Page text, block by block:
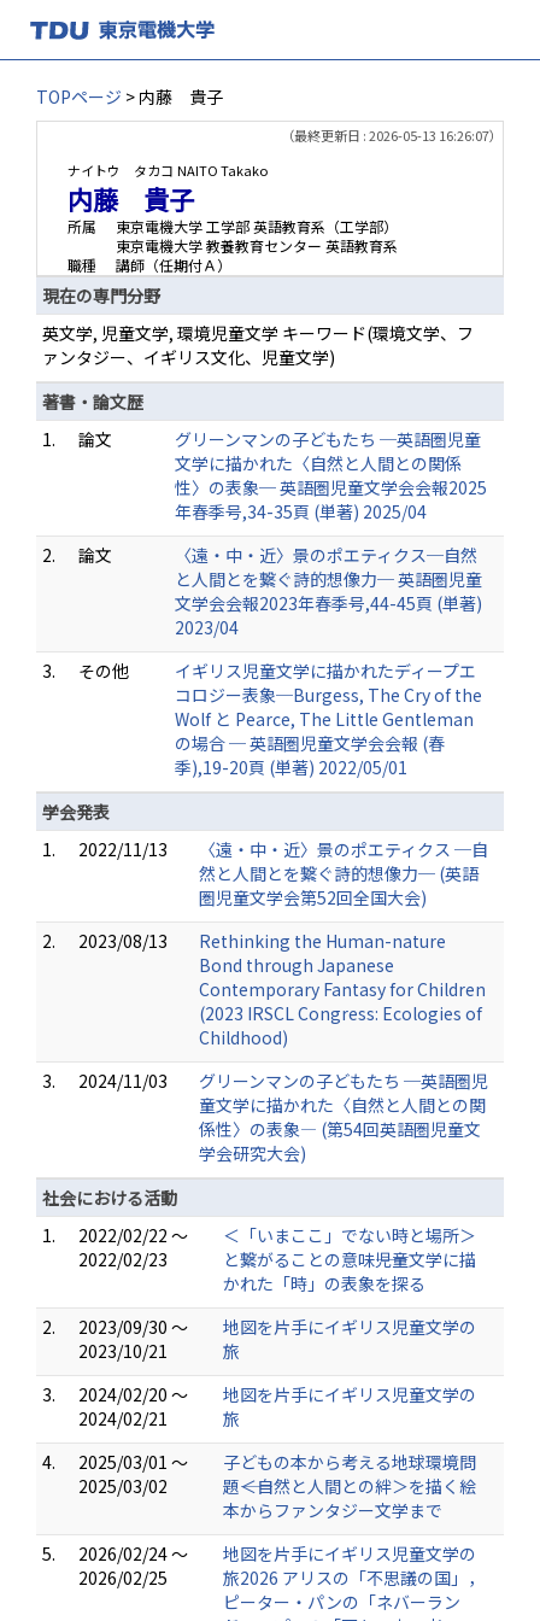
TOPページ > 内藤 貴子
（最終更新日 : 2026-05-13 16:26:07）
ナイトウ タカコ NAITO Takako
内藤 貴子
所属
東京電機大学 工学部 英語教育系（工学部）
東京電機大学 教養教育センター 英語教育系
職種
講師（任期付Ａ）
現在の専門分野
英文学, 児童文学, 環境児童文学 キーワード(環境文学、フ
ァンタジー、イギリス文化、児童文学)
著書・論文歴
1.
論文
グリーンマンの子どもたち ─英語圏児童
文学に描かれた〈自然と人間との関係
性〉の表象─ 英語圏児童文学会会報2025
年春季号,34-35頁 (単著) 2025/04
2.
論文
〈遠・中・近〉景のポエティクス─自然
と人間とを繋ぐ詩的想像力─ 英語圏児童
文学会会報2023年春季号,44-45頁 (単著)
2023/04
3.
その他
イギリス児童文学に描かれたディープエ
コロジー表象─Burgess, The Cry of the
Wolf と Pearce, The Little Gentleman
の場合 ─ 英語圏児童文学会会報 (春
季),19-20頁 (単著) 2022/05/01
学会発表
1.
2022/11/13
〈遠・中・近〉景のポエティクス ─自
然と人間とを繋ぐ詩的想像力─ (英語
圏児童文学会第52回全国大会)
2.
2023/08/13
Rethinking the Human-nature
Bond through Japanese
Contemporary Fantasy for Children
(2023 IRSCL Congress: Ecologies of
Childhood)
3.
2024/11/03
グリーンマンの子どもたち ─英語圏児
童文学に描かれた〈自然と人間との関
係性〉の表象― (第54回英語圏児童文
学会研究大会)
社会における活動
1.
2022/02/22 ～
2022/02/23
＜「いまここ」でない時と場所＞
と繋がることの意味――児童文学に描
かれた「時」の表象を探る
2.
2023/09/30 ～
2023/10/21
地図を片手にイギリス児童文学の
旅
3.
2024/02/20 ～
2024/02/21
地図を片手にイギリス児童文学の
旅
4.
2025/03/01 ～
2025/03/02
子どもの本から考える地球環境問
題――＜自然と人間との絆＞を描く絵
本からファンタジー文学まで
5.
2026/02/24 ～
2026/02/25
地図を片手にイギリス児童文学の
旅2026 アリスの「不思議の国」，
ピーター・パンの「ネバーラン